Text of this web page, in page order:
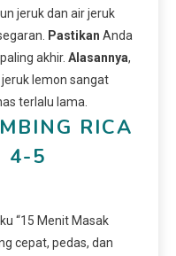
jeruk dan air jeruk
Pastikan Anda
akhir. Alasannya,
lemon sangat
terlalu lama.
RICA
4-5
“15 Menit Masak
cepat, pedas, dan